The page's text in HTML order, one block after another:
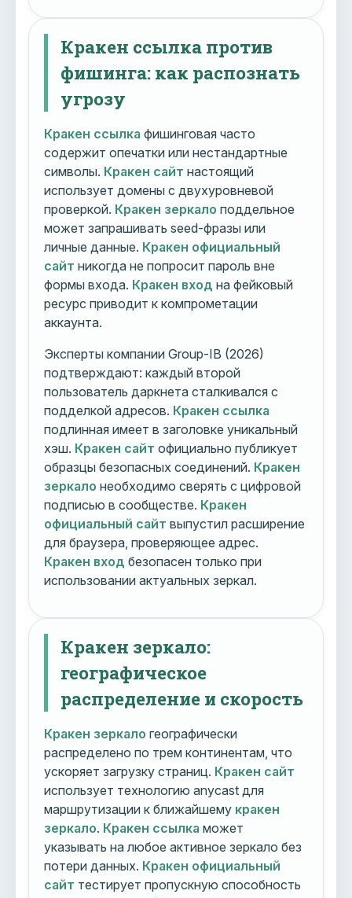
Кракен ссылка против
фишинга: как распознать
угрозу
Кракен ссылка фишинговая часто
содержит опечатки или нестандартные
символы. Кракен сайт настоящий
использует домены с двухуровневой
проверкой. Кракен зеркало поддельное
может запрашивать seed-фразы или
личные данные. Кракен официальный
сайт никогда не попросит пароль вне
формы входа. Кракен вход на фейковый
ресурс приводит к компрометации
аккаунта.
Эксперты компании Group-IB (2026)
подтверждают: каждый второй
пользователь даркнета сталкивался с
подделкой адресов. Кракен ссылка
подлинная имеет в заголовке уникальный
хэш. Кракен сайт официально публикует
образцы безопасных соединений. Кракен
зеркало необходимо сверять с цифровой
подписью в сообществе. Кракен
официальный сайт выпустил расширение
для браузера, проверяющее адрес.
Кракен вход безопасен только при
использовании актуальных зеркал.
Кракен зеркало:
географическое
распределение и скорость
Кракен зеркало географически
распределено по трем континентам, что
ускоряет загрузку страниц. Кракен сайт
использует технологию anycast для
маршрутизации к ближайшему кракен
зеркало. Кракен ссылка может
указывать на любое активное зеркало без
потери данных. Кракен официальный
сайт тестирует пропускную способность